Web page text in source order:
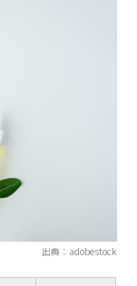
出典：adobestock